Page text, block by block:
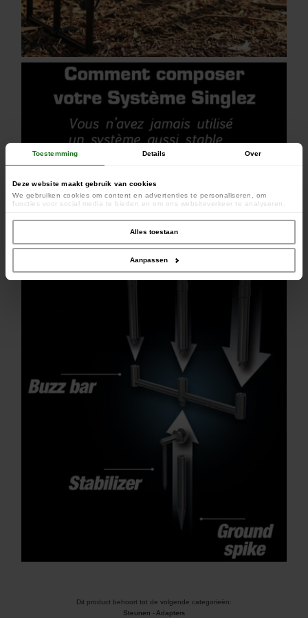
Toestemming Details Over
Deze website maakt gebruik van cookies
We gebruiken cookies om content en advertenties te personaliseren, om
functies voor social media te bieden en om ons websiteverkeer te analyseren.
social media, adverteren en analyse. Deze partners kunnen deze gegevens
combineren met andere informatie die u aan ze heeft verstrekt of die ze hebben
verzameld op basis van uw gebruik van hun services.
Alles toestaan
Aanpassen
Dit product behoort tot de volgende categorieën:
Steunen -Adapters